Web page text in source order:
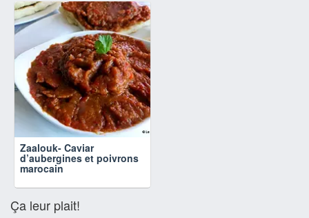
Zaalouk- Caviar
d’aubergines et poivrons
marocain
Ça leur plait!